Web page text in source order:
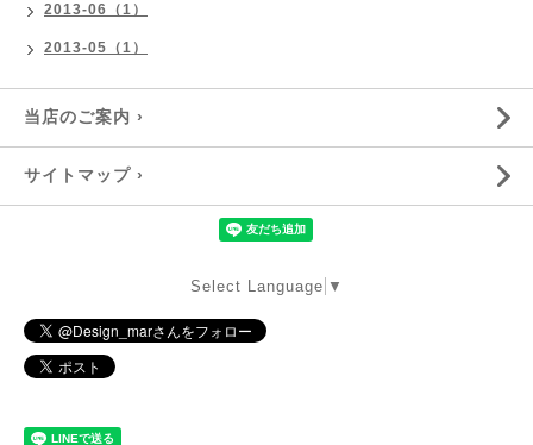
2013-06（1）
2013-05（1）
当店のご案内 ›
サイトマップ ›
Select Language ▼